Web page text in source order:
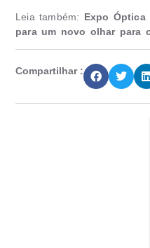
Leia também: Expo Óptica
para um novo olhar para
Compartilhar :